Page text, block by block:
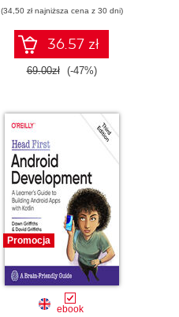
(34,50 zł najniższa cena z 30 dni)
36.57 zł
69.00zł (-47%)
Promocja
ebook